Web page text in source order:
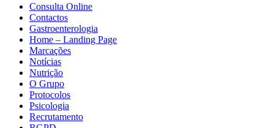
Consulta Online
Contactos
Gastroenterologia
Home – Landing Page
Marcações
Notícias
Nutrição
O Grupo
Protocolos
Psicologia
Recrutamento